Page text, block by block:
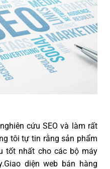
cứu SEO và làm rất
tôi tự tin rằng sản phẩm
tốt nhất cho các bộ máy
diện web bán hàng